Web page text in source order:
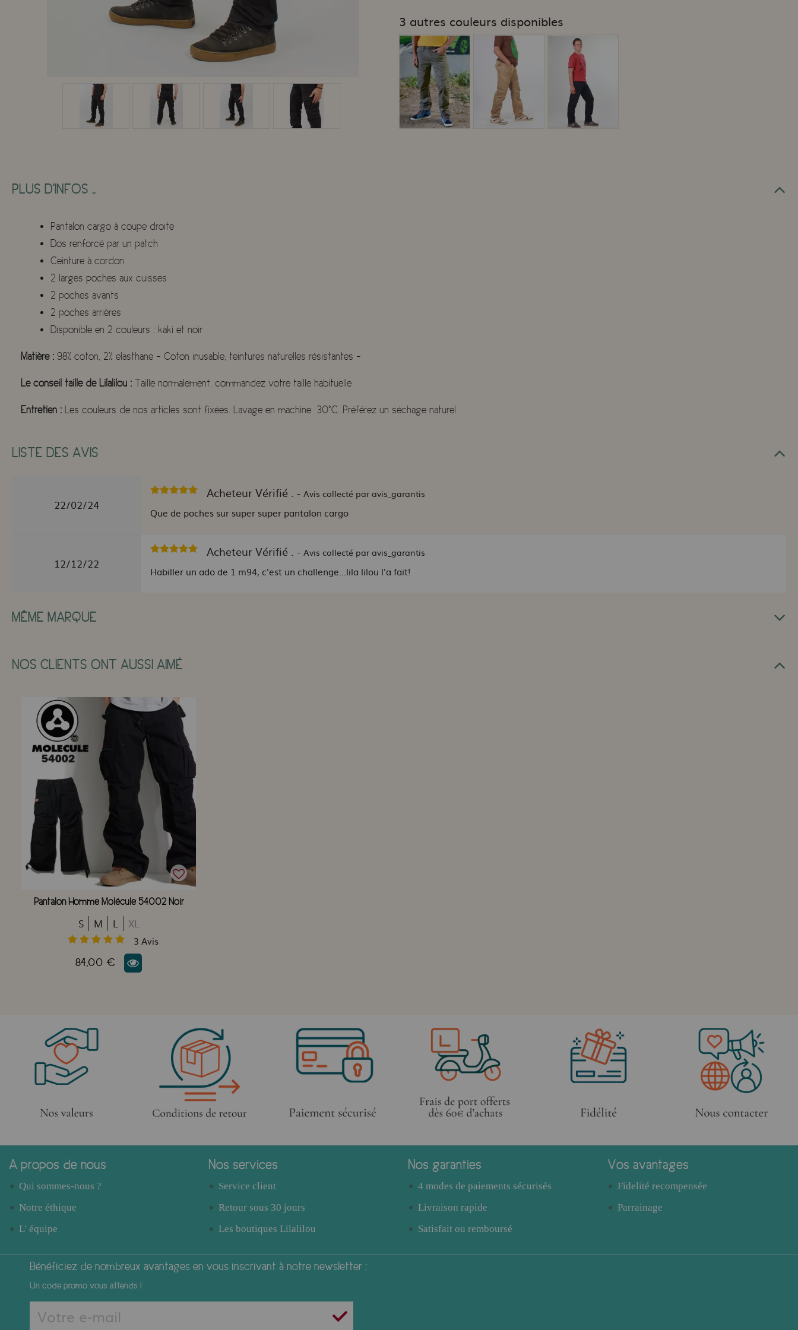
3 autres couleurs disponibles
PLUS D'INFOS ..
Pantalon cargo à coupe droite
Dos renforcé par un patch
Ceinture à cordon
2 larges poches aux cuisses
2 poches avants
2 poches arrières
Disponible en 2 couleurs : kaki et noir
Matière : 98% coton, 2% elasthane - Coton inusable, teintures naturelles résistantes -
Le conseil taille de Lilalilou : Taille normalement, commandez votre taille habituelle
Entretien : Les couleurs de nos articles sont fixées. Lavage en machine 30°C. Préférez un séchage naturel
LISTE DES AVIS
22/02/24
Acheteur Vérifié . - Avis collecté par avis_garantis
Que de poches sur super super pantalon cargo
12/12/22
Acheteur Vérifié . - Avis collecté par avis_garantis
Habiller un ado de 1 m94, c'est un challenge...lila lilou l'a fait!
MÊME MARQUE
NOS CLIENTS ONT AUSSI AIMÉ
Pantalon Homme Molécule 54002 Noir
S M L XL
3 Avis
84,00 €
A propos de nous
Qui sommes-nous ?
Notre éthique
L' équipe
Nos services
Service client
Retour sous 30 jours
Les boutiques Lilalilou
Nos garanties
4 modes de paiements sécurisés
Livraison rapide
Satisfait ou remboursé
Vos avantages
Fidelité recompensée
Parrainage
Bénéficiez de nombreux avantages en vous inscrivant à notre newsletter :
Un code promo vous attends !